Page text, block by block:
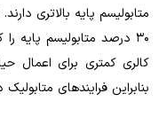
متابولیسم پایه بالاتری
۳۰ درصد متابولیسم
کالری کمتری برای اعمال
بنابراین فرایندهای